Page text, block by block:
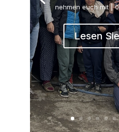
nehmen euch mit| 0
Lesen